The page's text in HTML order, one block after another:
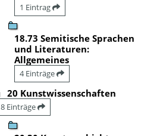
1 Eintrag
18.73 Semitische Sprachen
und Literaturen:
Allgemeines
4 Einträge
20 Kunstwissenschaften
8 Einträge